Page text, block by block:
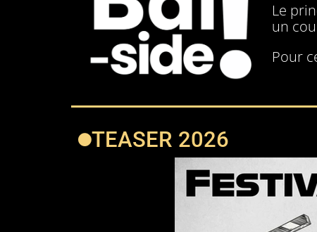
Le
un
Pour
TEASER 2026